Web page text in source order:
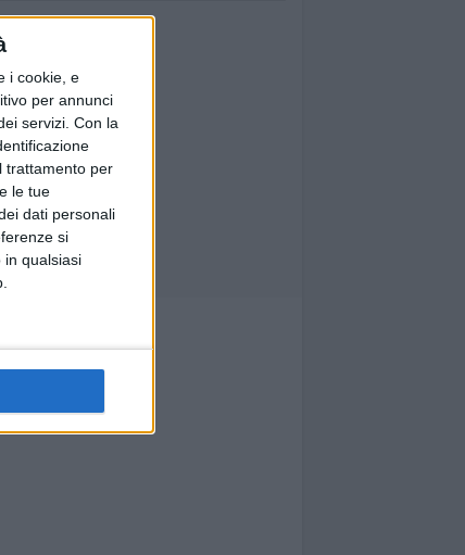
i cookie, e
per annunci
servizi. Con la
trattamento per
le tue
dati personali
si
in qualsiasi